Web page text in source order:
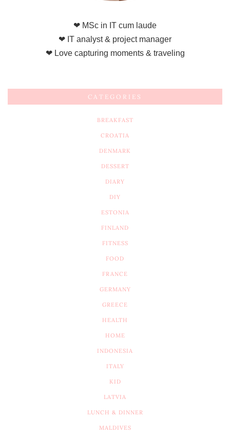
❤ MSc in IT cum laude
❤ IT analyst & project manager
❤ Love capturing moments & traveling
CATEGORIES
BREAKFAST
CROATIA
DENMARK
DESSERT
DIARY
DIY
ESTONIA
FINLAND
FITNESS
FOOD
FRANCE
GERMANY
GREECE
HEALTH
HOME
INDONESIA
ITALY
KID
LATVIA
LUNCH & DINNER
MALDIVES